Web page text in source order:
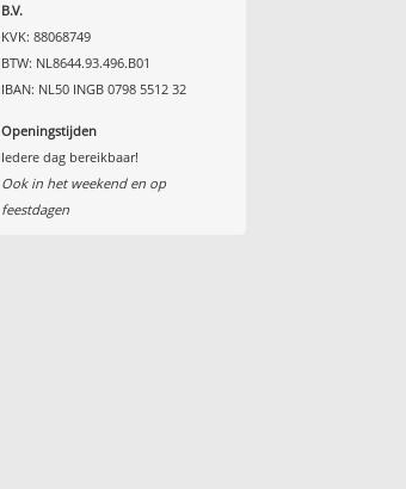
B.V.
KVK: 88068749
BTW: NL8644.93.496.B01
IBAN: NL50 INGB 0798 5512 32
Openingstijden
Iedere dag bereikbaar!
Ook in het weekend en op
feestdagen